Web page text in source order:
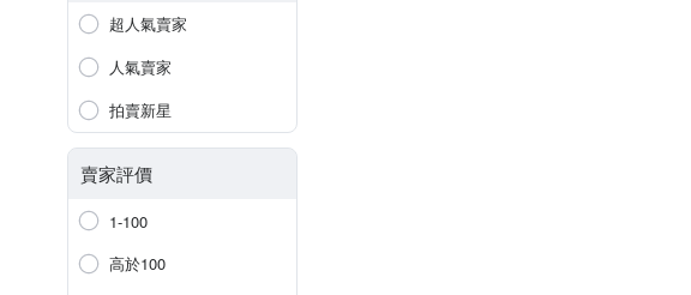
超人氣賣家
人氣賣家
拍賣新星
賣家評價
1-100
高於100